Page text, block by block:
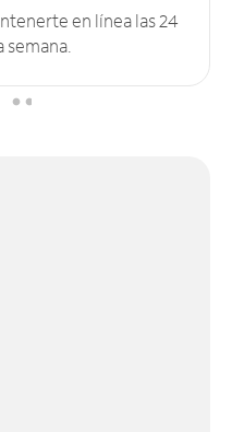
en línea las 24
semana.